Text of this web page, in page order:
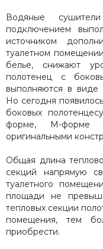
Водяные
подключением
источником
туалетном
белье, снижают
полотенец с
выполняются в виде
Но сегодня
боковых
форме, М-форме
оригинальными
Общая длина
секций напрямую
туалетного
площади не
тепловых секции
помещения, тем
приобрести.